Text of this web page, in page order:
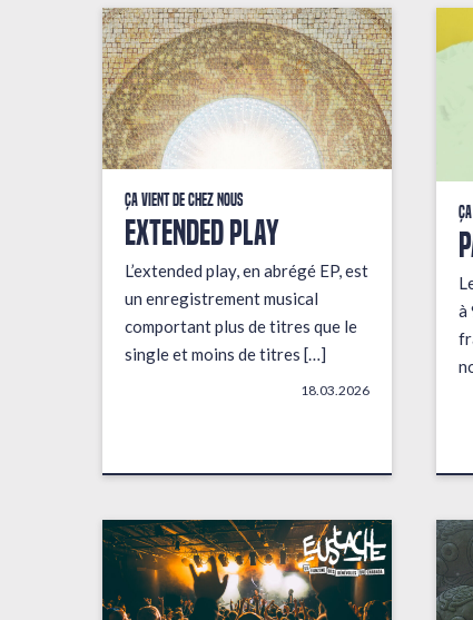
Ça vient de chez nous
EXTENDED PLAY
L’extended play, en abrégé EP, est
un enregistrement musical
comportant plus de titres que le
single et moins de titres […]
18.03.2026
à